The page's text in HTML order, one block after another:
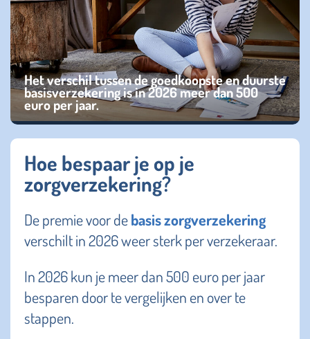
Het verschil tussen de goedkoopste en duurste
basisverzekering is in 2026 meer dan 500
euro per jaar.
Hoe bespaar je op je
zorgverzekering?
De premie voor debasis zorgverzekering
verschilt in 2026 weer sterk per verzekeraar.
In 2026 kun je meer dan 500 euro per jaar
besparen door te vergelijken en over te
stappen.